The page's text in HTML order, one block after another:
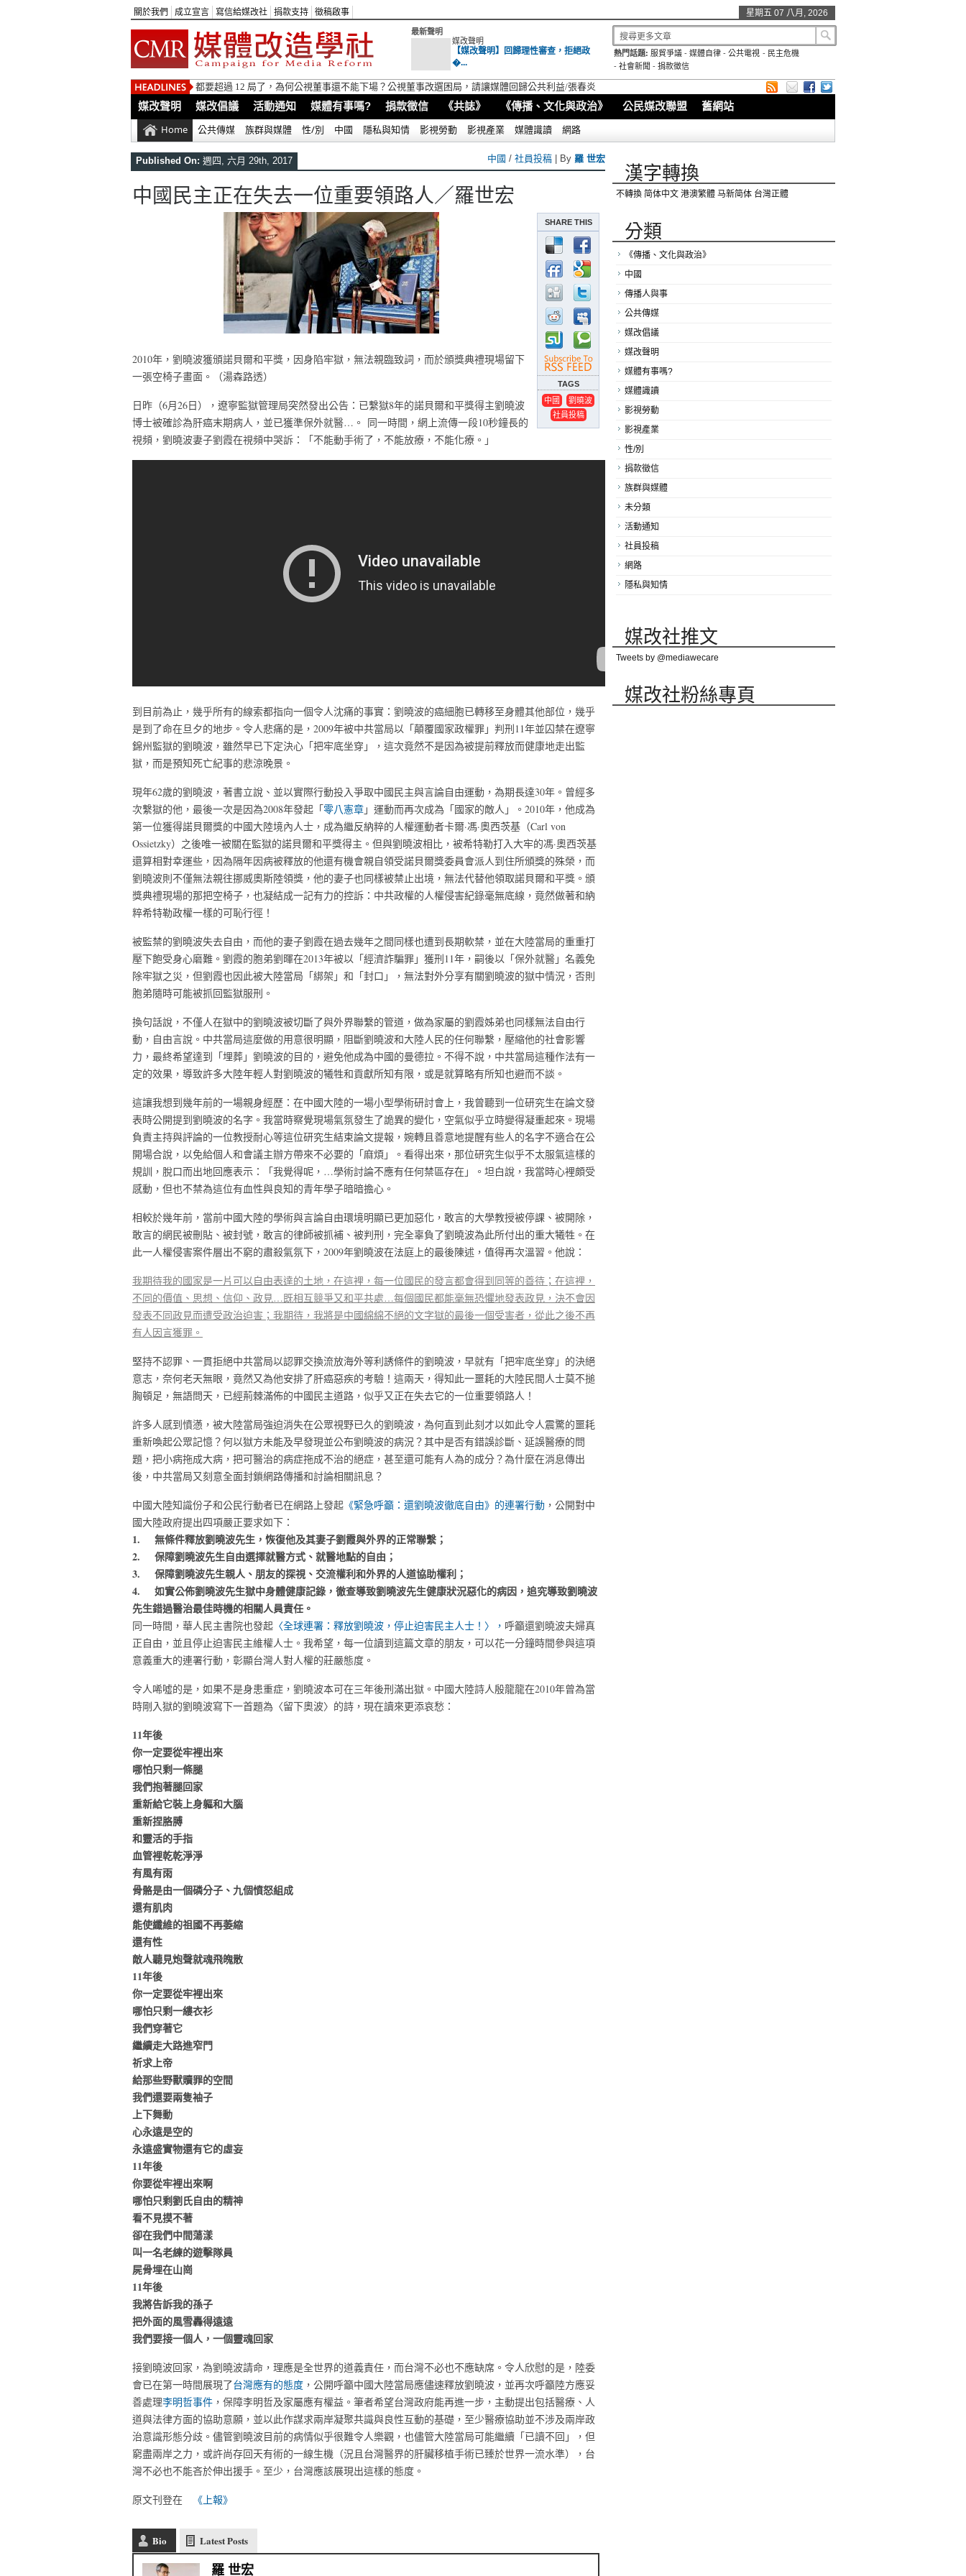
關於我們 成立宣言 寫信給媒改社 捐款支持 徵稿啟事 星期五 07 八月, 2026
最新聲明
媒改聲明
【媒改聲明】回歸理性審查，拒絕政
�...
熱門話題: 服貿爭議 -媒體自律 -公共電視 - 民主危機
- 社會新聞 - 捐款徵信
都要超過 12 局了，為何公視董事還不能下場？公視董事改選困局，請讓媒體回歸公共利益/張春炎
媒改聲明 媒改倡議 活動通知 媒體有事嗎? 捐款徵信 《共誌》 《傳播、文化與政治》 公民媒改聯盟 舊網站
Home 公共傳媒 族群與媒體 性/別 中國 隱私與知情 影視勞動 影視產業 媒體識讀 網路
Published On: 週四, 六月 29th, 2017 中國 / 社員投稿 | By 羅 世宏
中國民主正在失去一位重要領路人／羅世宏
SHARE THIS
TAGS
中國
劉曉波
社員投稿
2010年，劉曉波獲頒諾貝爾和平獎，因身陷牢獄，無法親臨致詞，而於頒獎典禮現場留下
一張空椅子畫面。（湯森路透）
日昨（6月26日），遼寧監獄管理局突然發出公告：已繫獄8年的諾貝爾和平獎得主劉曉波
博士被確診為肝癌末期病人，並已獲準保外就醫…。 同一時間，網上流傳一段10秒鐘長的
視頻，劉曉波妻子劉霞在視頻中哭訴：「不能動手術了，不能放療，不能化療。」
到目前為止，幾乎所有的線索都指向一個令人沈痛的事實：劉曉波的癌細胞已轉移至身體其他部位，幾乎
是到了命在旦夕的地步。令人悲痛的是，2009年被中共當局以「顛覆國家政權罪」判刑11年並囚禁在遼寧
錦州監獄的劉曉波，雖然早已下定決心「把牢底坐穿」，這次竟然不是因為被提前釋放而健康地走出監
獄，而是預知死亡紀事的悲涼晚景。
現年62歲的劉曉波，著書立說、並以實際行動投入爭取中國民主與言論自由運動，為期長達30年。曾經多
次繫獄的他，最後一次是因為2008年發起「零八憲章」運動而再次成為「國家的敵人」。2010年，他成為
第一位獲得諾貝爾獎的中國大陸境內人士，成為繼反納粹的人權運動者卡爾·馮·奧西茨基（Carl von
Ossietzky）之後唯一被關在監獄的諾貝爾和平獎得主。但與劉曉波相比，被希特勒打入大牢的馮·奧西茨基
還算相對幸運些，因為隔年因病被釋放的他還有機會親自領受諾貝爾獎委員會派人到住所頒獎的殊榮，而
劉曉波則不僅無法親往挪威奧斯陸領獎，他的妻子也同樣被禁止出境，無法代替他領取諾貝爾和平獎。頒
獎典禮現場的那把空椅子，也凝結成一記有力的控訴：中共政權的人權侵害紀錄毫無底線，竟然做著和納
粹希特勒政權一樣的可恥行徑！
被監禁的劉曉波失去自由，而他的妻子劉霞在過去幾年之間同樣也遭到長期軟禁，並在大陸當局的重重打
壓下飽受身心磨難。劉霞的胞弟劉暉在2013年被以「經濟詐騙罪」獲刑11年，嗣後以「保外就醫」名義免
除牢獄之災，但劉霞也因此被大陸當局「綁架」和「封口」，無法對外分享有關劉曉波的獄中情況，否則
胞弟隨時可能被抓回監獄服刑。
換句話說，不僅人在獄中的劉曉波被切斷了與外界聯繫的管道，做為家屬的劉霞姊弟也同樣無法自由行
動，自由言說。中共當局這麼做的用意很明顯，阻斷劉曉波和大陸人民的任何聯繫，壓縮他的社會影響
力，最終希望達到「埋葬」劉曉波的目的，避免他成為中國的曼德拉。不得不說，中共當局這種作法有一
定的效果，導致許多大陸年輕人對劉曉波的犧牲和貢獻所知有限，或是就算略有所知也避而不談。
這讓我想到幾年前的一場親身經歷：在中國大陸的一場小型學術研討會上，我曾聽到一位研究生在論文發
表時公開提到劉曉波的名字。我當時察覺現場氣氛發生了詭異的變化，空氣似乎立時變得凝重起來。現場
負責主持與評論的一位教授耐心等這位研究生結束論文提報，婉轉且善意地提醒有些人的名字不適合在公
開場合說，以免給個人和會議主辦方帶來不必要的「麻煩」。看得出來，那位研究生似乎不太服氣這樣的
規訓，脫口而出地回應表示：「我覺得呢，…學術討論不應有任何禁區存在」。坦白說，我當時心裡頗受
感動，但也不禁為這位有血性與良知的青年學子暗暗擔心。
相較於幾年前，當前中國大陸的學術與言論自由環境明顯已更加惡化，敢言的大學教授被停課、被開除，
敢言的網民被刪貼、被封號，敢言的律師被抓補、被判刑，完全辜負了劉曉波為此所付出的重大犧牲。在
此一人權侵害案件層出不窮的肅殺氣氛下，2009年劉曉波在法庭上的最後陳述，值得再次溫習。他說：
我期待我的國家是一片可以自由表達的土地，在這裡，每一位國民的發言都會得到同等的善待；在這裡，
不同的價值、思想、信仰、政見…既相互競爭又和平共處…每個國民都能毫無恐懼地發表政見，決不會因
發表不同政見而遭受政治迫害；我期待，我將是中國綿綿不絕的文字獄的最後一個受害者，從此之後不再
有人因言獲罪。
堅持不認罪、一貫拒絕中共當局以認罪交換流放海外等利誘條件的劉曉波，早就有「把牢底坐穿」的決絕
意志，奈何老天無眼，竟然又為他安排了肝癌惡疾的考驗！這兩天，得知此一噩耗的大陸民間人士莫不搥
胸頓足，無語問天，已經荊棘滿佈的中國民主道路，似乎又正在失去它的一位重要領路人！
許多人感到憤懣，被大陸當局強迫消失在公眾視野已久的劉曉波，為何直到此刻才以如此令人震驚的噩耗
重新喚起公眾記憶？何以獄方未能及早發現並公布劉曉波的病況？其中是否有錯誤診斷、延誤醫療的問
題，把小病拖成大病，把可醫治的病症拖成不治的絕症，甚至還可能有人為的成分？為什麼在消息傳出
後，中共當局又刻意全面封鎖網路傳播和討論相關訊息？
中國大陸知識份子和公民行動者已在網路上發起 《緊急呼籲：還劉曉波徹底自由》的連署行動 ，公開對中
國大陸政府提出四項嚴正要求如下：
1. 無條件釋放劉曉波先生，恢復他及其妻子劉霞與外界的正常聯繫；
2. 保障劉曉波先生自由選擇就醫方式、就醫地點的自由；
3. 保障劉曉波先生親人、朋友的探視、交流權利和外界的人道協助權利；
4. 如實公佈劉曉波先生獄中身體健康記錄，徹查導致劉曉波先生健康狀況惡化的病因，追究導致劉曉波
先生錯過醫治最佳時機的相關人員責任。
同一時間，華人民主書院也發起 〈全球連署：釋放劉曉波，停止迫害民主人士！〉， 呼籲還劉曉波夫婦真
正自由，並且停止迫害民主維權人士。我希望，每一位讀到這篇文章的朋友，可以花一分鐘時間參與這項
意義重大的連署行動，彰顯台灣人對人權的莊嚴態度。
令人唏噓的是，如果不是身患重症，劉曉波本可在三年後刑滿出獄。中國大陸詩人殷龍龍在2010年曾為當
時剛入獄的劉曉波寫下一首題為〈留下奧波〉的詩，現在讀來更添哀愁：
11年後
你一定要從牢裡出來
哪怕只剩一條腿
我們抱著腿回家
重新給它裝上身軀和大腦
重新捏胳膊
和靈活的手指
血管裡乾乾淨淨
有風有雨
骨骼是由一個磷分子、九個憤怒組成
還有肌肉
能使纖維的祖國不再萎縮
還有性
敵人聽見炮聲就魂飛魄散
11年後
你一定要從牢裡出來
哪怕只剩一縷衣衫
我們穿著它
繼續走大路進窄門
祈求上帝
給那些野獸贖罪的空間
我們還要兩隻袖子
上下舞動
心永遠是空的
永遠盛實物還有它的虛妄
11年後
你要從牢裡出來啊
哪怕只剩劉氏自由的精神
看不見摸不著
卻在我們中間蕩漾
叫一名老練的遊擊隊員
屍骨埋在山崗
11年後
我將告訴我的孫子
把外面的風雪轟得遠遠
我們要接一個人，一個靈魂回家
接劉曉波回家，為劉曉波請命，理應是全世界的道義責任，而台灣不必也不應缺席。令人欣慰的是，陸委
會已在第一時間展現了台灣應有的態度 ，公開呼籲中國大陸當局應儘速釋放劉曉波，並再次呼籲陸方應妥
善處理李明哲事件 ，保障李明哲及家屬應有權益。筆者希望台灣政府能再進一步，主動提出包括醫療、人
道與法律方面的協助意願，並以此作謀求兩岸凝聚共識與良性互動的基礎，至少醫療協助並不涉及兩岸政
治意識形態分歧。儘管劉曉波目前的病情似乎很難令人樂觀，也儘管大陸當局可能繼續「已讀不回」，但
窮盡兩岸之力，或許尚存回天有術的一線生機（況且台灣醫界的肝臟移植手術已臻於世界一流水準），台
灣不必也不能吝於伸出援手。至少，台灣應該展現出這樣的態度。
原文刊登在 《上報》
Bio Latest Posts
羅 世宏
漢字轉換
不轉換 简体中文 港澳繁體 马新简体 台灣正體
分類
《傳播、文化與政治》
中國
傳播人與事
公共傳媒
媒改倡議
媒改聲明
媒體有事嗎?
媒體識讀
影視勞動
影視產業
性/別
捐款徵信
族群與媒體
未分類
活動通知
社員投稿
網路
隱私與知情
媒改社推文
Tweets by @mediawecare
媒改社粉絲專頁